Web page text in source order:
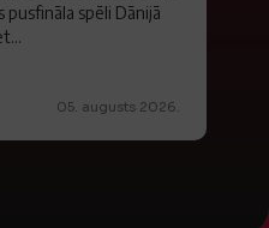
pusfināla spēli Dānijā
05. augusts 2026.